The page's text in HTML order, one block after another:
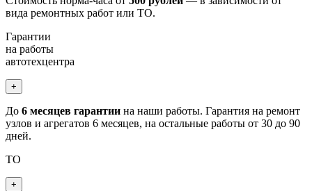
вида ремонтных работ или ТО.
Гарантии
на работы
автотехцентра
+
До 6 месяцев гарантии на наши работы. Гарантия на ремонт
узлов и агрегатов 6 месяцев, на остальные работы от 30 до 90
дней.
ТО
+